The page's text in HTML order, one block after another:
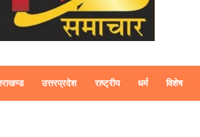
उत्तरप्रदेश राष्ट्रीय धर्म विशेष